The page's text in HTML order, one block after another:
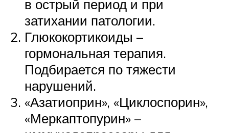
в острый период и при
затихании патологии.
Глюкокортикоиды –
гормональная терапия.
Подбирается по тяжести
нарушений.
«Азатиоприн», «Циклоспорин»,
«Меркаптопурин» –